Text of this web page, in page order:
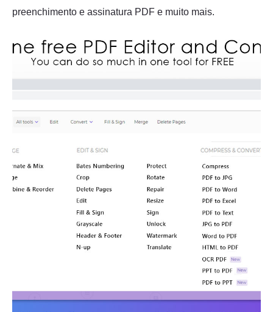
preenchimento e assinatura PDF e muito mais.